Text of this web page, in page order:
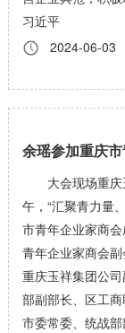
习近平
2024-06-03
余瑶参加重庆
大会现场重
午，“汇聚青力量
市青年企业家商
青年企业家商会
重庆玉祥集团公
部副部长、区工
市委常委、统战